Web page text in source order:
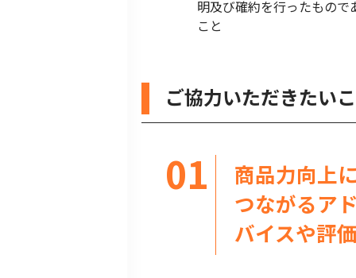
明及び確約を行ったもので
こと
ご協力いただきたい
商品力向上
つながるア
バイスや評